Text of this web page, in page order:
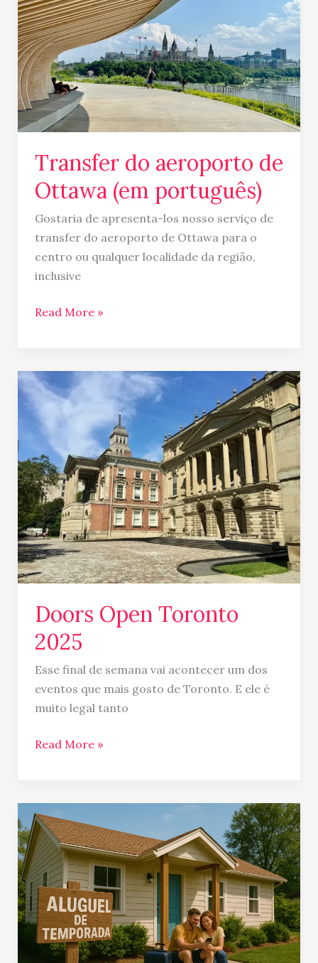
Transfer do aeroporto de
Ottawa (em português)
Gostaria de apresenta-los nosso serviço de
transfer do aeroporto de Ottawa para o
centro ou qualquer localidade da região,
inclusive
do
aeroporto
de
Ottawa
(em
português)
Read More »
Doors Open Toronto
2025
Esse final de semana vai acontecer um dos
eventos que mais gosto de Toronto. E ele é
muito legal tanto
Doors
Open
Toronto
2025
Read More »
Vrbo,
uma
ótima
alternativa
ao
AirBnB
no
Canadá